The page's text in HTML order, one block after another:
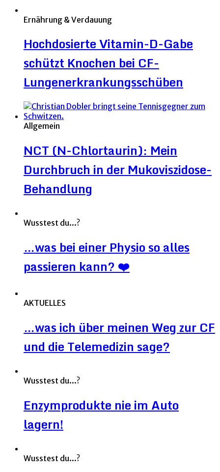
Ernährung & Verdauung
Hochdosierte Vitamin-D-Gabe
schützt Knochen bei CF-
Lungenerkrankungsschüben
Allgemein
NCT (N-Chlortaurin): Mein
Durchbruch in der Mukoviszidose-
Behandlung
Wusstest du...?
…was bei einer Physio so alles
passieren kann? ❤️
AKTUELLES
…was ich über meinen Weg zur CF
und die Telemedizin sage?
Wusstest du...?
Enzymprodukte nie im Auto
lagern!
Wusstest du...?